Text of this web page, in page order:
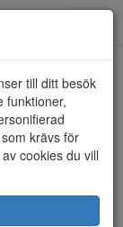
till ditt besök
funktioner,
krävs för
cookies du vill